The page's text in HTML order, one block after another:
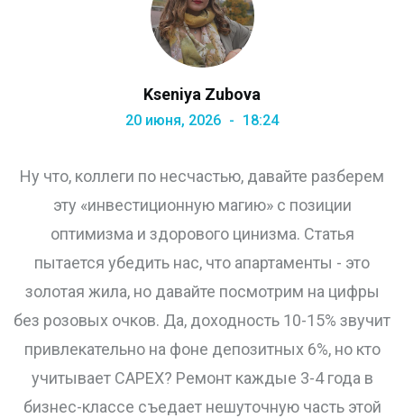
Kseniya Zubova
20 июня, 2026 18:24
Ну что, коллеги по несчастью, давайте разберем
эту «инвестиционную магию» с позиции
оптимизма и здорового цинизма. Статья
пытается убедить нас, что апартаменты - это
золотая жила, но давайте посмотрим на цифры
без розовых очков. Да, доходность 10-15% звучит
привлекательно на фоне депозитных 6%, но кто
учитывает CAPEX? Ремонт каждые 3-4 года в
бизнес-классе съедает нешуточную часть этой